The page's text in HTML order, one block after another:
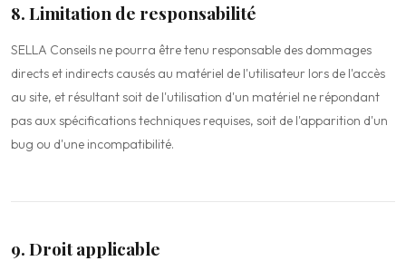
8. Limitation de responsabilité
SELLA Conseils ne pourra être tenu responsable des dommages
directs et indirects causés au matériel de l'utilisateur lors de l'accès
au site, et résultant soit de l'utilisation d'un matériel ne répondant
pas aux spécifications techniques requises, soit de l'apparition d'un
bug ou d'une incompatibilité.
9. Droit applicable